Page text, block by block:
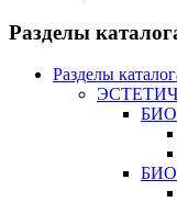
Разделы
Разделы